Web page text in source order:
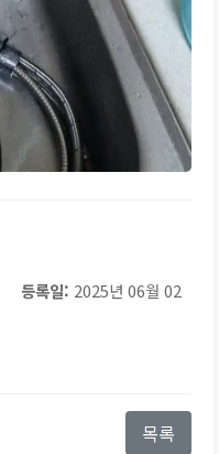
등록일: 2025년 06월 02
목록